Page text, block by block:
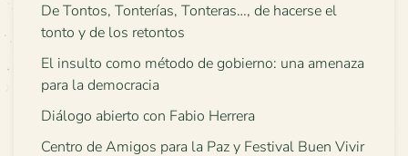
De Tontos, Tonterías, Tonteras…, de hacerse el
tonto y de los retontos
El insulto como método de gobierno: una amenaza
para la democracia
Diálogo abierto con Fabio Herrera
Centro de Amigos para la Paz y Festival Buen Vivir